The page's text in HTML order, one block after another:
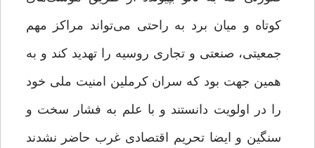
کوتاه و میان برد به راحتی می‌تواند مراکز مهم
جمعیتی، صنعتی و تجاری روسیه را تهدید کند و به
همین جهت بود که سران کرملین امنیت ملی خود
را در اولویت دانستند و با علم به فشار سخت و
سنگین و ایضا تحریم اقتصادی غرب حاضر نشدند